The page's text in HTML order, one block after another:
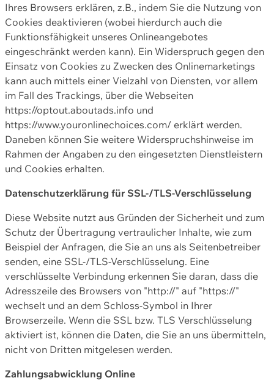
Ihres Browsers erklären, z.B., indem Sie die Nutzung von
Cookies deaktivieren (wobei hierdurch auch die
Funktionsfähigkeit unseres Onlineangebotes
eingeschränkt werden kann). Ein Widerspruch gegen den
Einsatz von Cookies zu Zwecken des Onlinemarketings
kann auch mittels einer Vielzahl von Diensten, vor allem
im Fall des Trackings, über die Webseiten
https://optout.aboutads.info und
https://www.youronlinechoices.com/ erklärt werden.
Daneben können Sie weitere Widerspruchshinweise im
Rahmen der Angaben zu den eingesetzten Dienstleistern
und Cookies erhalten.
Datenschutzerklärung für SSL-/TLS-Verschlüsselung
Diese Website nutzt aus Gründen der Sicherheit und zum
Schutz der Übertragung vertraulicher Inhalte, wie zum
Beispiel der Anfragen, die Sie an uns als Seitenbetreiber
senden, eine SSL-/TLS-Verschlüsselung. Eine
verschlüsselte Verbindung erkennen Sie daran, dass die
Adresszeile des Browsers von "http://" auf "https://"
wechselt und an dem Schloss-Symbol in Ihrer
Browserzeile. Wenn die SSL bzw. TLS Verschlüsselung
aktiviert ist, können die Daten, die Sie an uns übermitteln,
nicht von Dritten mitgelesen werden.
Zahlungsabwicklung Online